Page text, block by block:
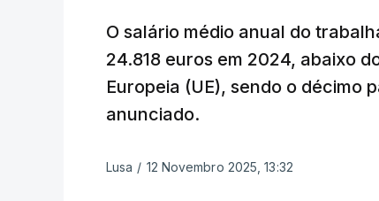
O salário médio anual do
24.818 euros em 2024, abaixo
Europeia (UE), sendo o décimo
anunciado.
Lusa / 12 Novembro 2025, 13:32